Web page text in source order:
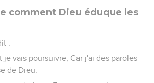
comment Dieu éduque les
:
je vais poursuivre, Car j'ai des paroles
de Dieu.